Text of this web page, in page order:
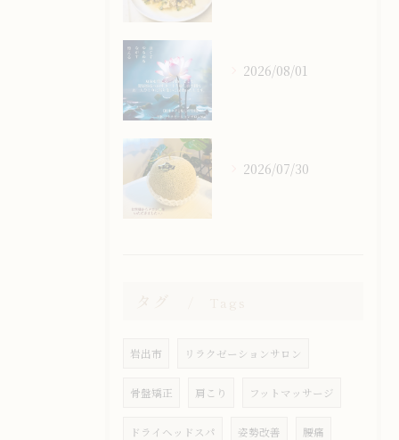
2026/08/01
2026/07/30
岩出市 リラクゼーションサロン
骨盤矯正 肩こり フットマッサージ
ドライヘッドスパ 姿勢改善 腰痛